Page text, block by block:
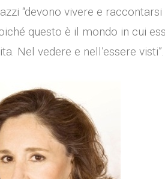
“devono vivere e raccontarsi
questo è il mondo in cui
Nel vedere e nell’essere visti”.